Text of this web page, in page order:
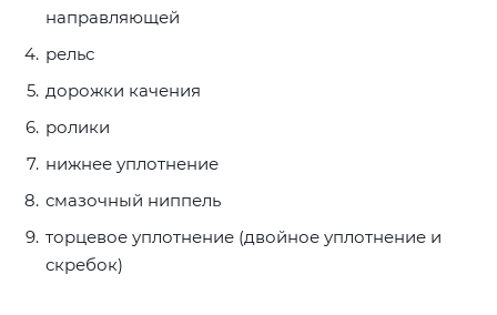
направляющей
рельс
дорожки качения
ролики
нижнее уплотнение
смазочный ниппель
торцевое уплотнение (двойное уплотнение и
скребок)